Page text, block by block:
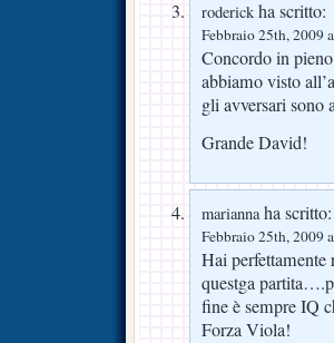
roderick ha scritto:
Febbraio 25th, 2009
Concordo in
abbiamo visto
gli avversari sono
Grande David!
mariannaha scritto:
Febbraio 25th, 2009
Hai
questga
fine è sempre IQ
Forza Viola!